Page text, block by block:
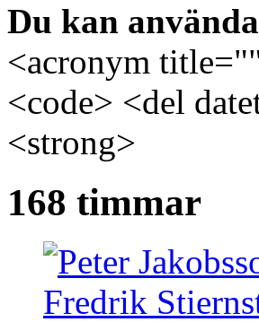
Du kan
<acronym
<code> <del
<strong>
168 timmar